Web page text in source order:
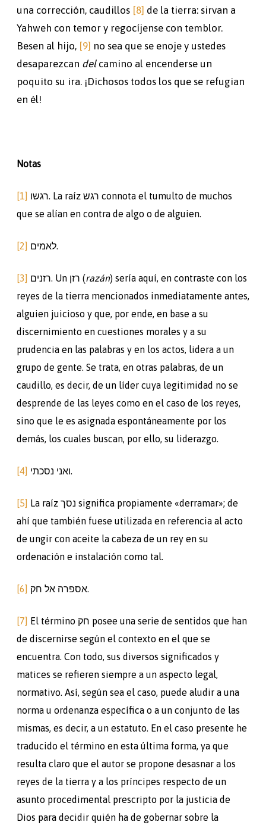
una corrección, caudillos [8] de la tierra: sirvan a
Yahweh con temor y regocíjense con temblor.
Besen al hijo, [9] no sea que se enoje y ustedes
desaparezcan delcamino al encenderse un
poquito su ira. ¡Dichosos todos los que se refugian
en él!
Notas
[1]
que se alían en contra de algo o de alguien.
[2] לאמים.
[3] רזנים. Un רזן (razán) sería aquí, en contraste con los
reyes de la tierra mencionados inmediatamente antes,
alguien juicioso y que, por ende, en base a su
discernimiento en cuestiones morales y a su
prudencia en las palabras y en los actos, lidera a un
grupo de gente. Se trata, en otras palabras, de un
caudillo, es decir, de un líder cuya legitimidad no se
desprende de las leyes como en el caso de los reyes,
sino que le es asignada espontáneamente por los
demás, los cuales buscan, por ello, su liderazgo.
[4] ואני נסכתי.
[5] La raíz נסך significa propiamente «derramar»; de
ahí que también fuese utilizada en referencia al acto
de ungir con aceite la cabeza de un rey en su
ordenación e instalación como tal.
[6] אספרה אל חק.
[7] El término חק posee una serie de sentidos que han
de discernirse según el contexto en el que se
encuentra. Con todo, sus diversos significados y
matices se refieren siempre a un aspecto legal,
normativo. Así, según sea el caso, puede aludir a una
norma u ordenanza específica o a un conjunto de las
mismas, es decir, a un estatuto. En el caso presente he
traducido el término en esta última forma, ya que
resulta claro que el autor se propone desasnar a los
reyes de la tierra y a los príncipes respecto de un
asunto procedimental prescripto por la justicia de
Dios para decidir quién ha de gobernar sobre la